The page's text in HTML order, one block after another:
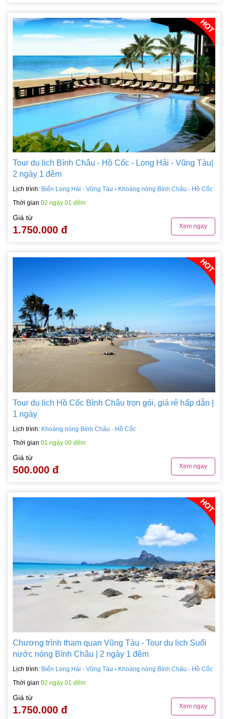
Tour du lịch Bình Châu - Hồ Cốc - Long Hải - Vũng Tàu|
2 ngày 1 đêm
Lịch trình: Biển Long Hải - Vũng Tàu - Khoáng nóng Bình Châu - Hồ Cốc
Thời gian 02 ngày 01 đêm
Giá từ
1.750.000 đ Xem ngay
Tour du lịch Hồ Cốc Bình Châu trọn gói, giá rẻ hấp dẫn |
1 ngày
Lịch trình: Khoáng nóng Bình Châu - Hồ Cốc
Thời gian 01 ngày 00 đêm
Giá từ
500.000 đ Xem ngay
Chương trình tham quan Vũng Tàu - Tour du lịch Suối
nước nóng Bình Châu | 2 ngày 1 đêm
Lịch trình: Biển Long Hải - Vũng Tàu - Khoáng nóng Bình Châu - Hồ Cốc
Thời gian 02 ngày 01 đêm
Giá từ
1.750.000 đ Xem ngay